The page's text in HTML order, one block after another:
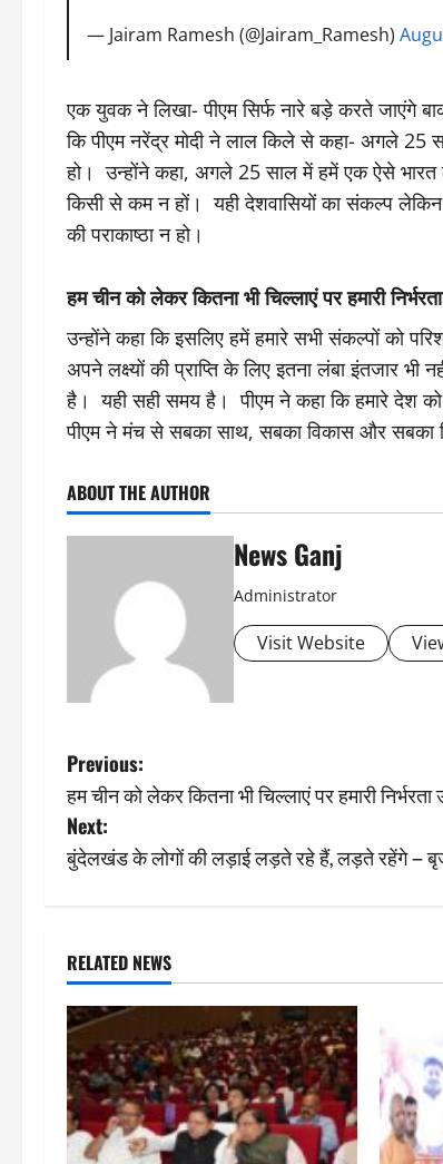
— Jairam Ramesh (@Jairam_Ramesh)
एक युवक ने लिखा- पीएम सिर्फ नारे बड़े करते जाएंगे
कि पीएम नरेंद्र मोदी ने लाल किले से कहा- अगले 25
हो। उन्होंने कहा, अगले 25 साल में हमें एक ऐसे भारत
किसी से कम न हों। यही देशवासियों का संकल्प
की पराकाष्ठा न हो।
हम चीन को लेकर कितना भी चिल्लाएं पर हमारी
उन्होंने कहा कि इसलिए हमें हमारे सभी संकल्पों को
अपने लक्ष्यों की प्राप्ति के लिए इतना लंबा इंतजार
है। यही सही समय है। पीएम ने कहा कि हमारे देश
पीएम ने मंच से सबका साथ, सबका विकास और सबका
ABOUT THE AUTHOR
News Ganj
Administrator
Visit Website
P
o
s
n
a
v
i
g
Previous:
हम चीन को लेकर कितना भी चिल्लाएं पर हमारी
Next:
बुंदेलखंड के लोगों की लड़ाई लड़ते रहे हैं, लड़ते रहेंगे –
RELATED NEWS